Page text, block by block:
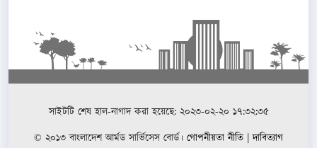
সাইটটি শেষ হাল-নাগাদ করা হয়েছে: ২০২৩-০২-২০ ১৭:৩২:৩৫
© ২০১৩ বাংলাদেশ আর্মড সার্ভিসেস বোর্ড। গোপনীয়তা নীতি |দাবিত্যাগ